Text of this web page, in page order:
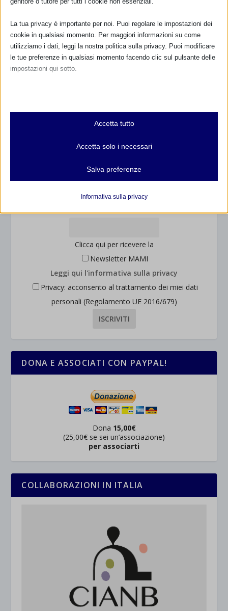
NUMERO VERDE GRATUITO
800.883300
Maggiori informazioni
... oppure inserisci i tuoi dati:
Nome:
Cognome:
Clicca qui per ricevere la
Newsletter MAMI
Leggi qui l'informativa sulla privacy
Privacy: acconsento al trattamento dei miei dati
personali (Regolamento UE 2016/679)
DONA E ASSOCIATI CON PAYPAL!
Dona 15,00€
(25,00€ se sei un’associazione)
per associarti
COLLABORAZIONI IN ITALIA
La tua privacy è importante per noi. Puoi regolare le impostazioni dei
cookie in qualsiasi momento. Per maggiori informazioni su come
utilizziamo i dati, leggi la nostra politica sulla privacy. Puoi modificare
le tue preferenze in qualsiasi momento facendo clic sul pulsante delle
impostazioni qui sotto.
Essenziali
I cookie e i servizi essenziali abilitano le funzioni di base e sono
e servizi non richiedono il consenso dell'utente secondo il GDPR.
wordpress_test_cookie
wp-settings-time-*
Analitici
interagiscono con il nostro sito web.
jetpackState[message]
Questa categoria include tutti i cookie, i domini e i servizi che non
rientrano nelle altre categorie specifiche o che non sono stati
esplicitamente categorizzati.
wpc*
Accetta tutto
Accetta solo i necessari
Salva preferenze
Informativa sulla privacy